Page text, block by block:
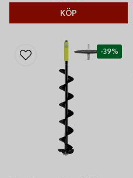
KÖP
-39%